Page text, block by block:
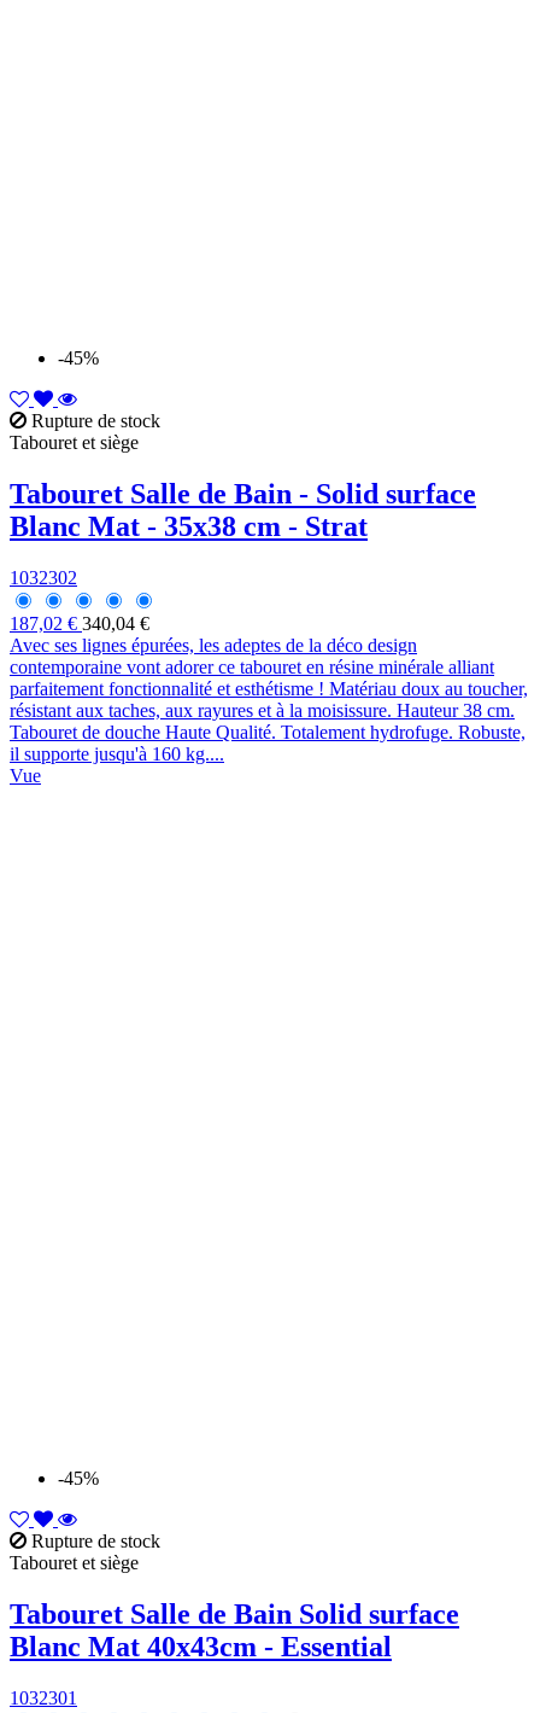
-45%
Rupture de stock
Tabouret et siège
Tabouret Salle de Bain - Solid surface
Blanc Mat - 35x38 cm - Strat
1032302
187,02 € 340,04 €
Avec ses lignes épurées, les adeptes de la déco design
contemporaine vont adorer ce tabouret en résine minérale alliant
parfaitement fonctionnalité et esthétisme ! Matériau doux au toucher,
résistant aux taches, aux rayures et à la moisissure. Hauteur 38 cm.
Tabouret de douche Haute Qualité. Totalement hydrofuge. Robuste,
il supporte jusqu'à 160 kg....
Vue
-45%
Rupture de stock
Tabouret et siège
Tabouret Salle de Bain Solid surface
Blanc Mat 40x43cm - Essential
1032301